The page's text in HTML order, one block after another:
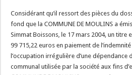
Considérant qu’il ressort des pièces du
fond que la COMMUNE DE MOULINS a
Simmat Boissons, le 17 mars 2004, un titre
99 715,22 euros en paiement de
l’occupation irrégulière d’une dépendance
communal utilisée par la société aux fins